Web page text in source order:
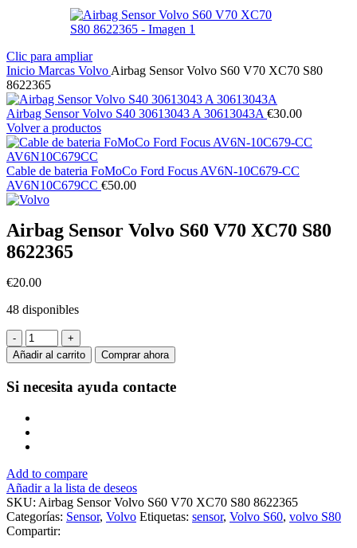
Clic para ampliar
Inicio Marcas Volvo Airbag Sensor Volvo S60 V70 XC70 S80
8622365
Airbag Sensor Volvo S40 30613043 A 30613043A €30.00
Volver a productos
Cable de bateria FoMoCo Ford Focus AV6N-10C679-CC
AV6N10C679CC €50.00
Airbag Sensor Volvo S60 V70 XC70 S80
8622365
€20.00
48 disponibles
Airbag
Sensor
Volvo
V70
S80
8622365
cantidad
Añadir al carrito Comprar ahora
Si necesita ayuda contacte
Add to compare
Añadir a la lista de deseos
SKU: Airbag Sensor Volvo S60 V70 XC70 S80 8622365
Categorías: Sensor, Volvo Etiquetas: sensor, Volvo S60, volvo S80
Compartir: